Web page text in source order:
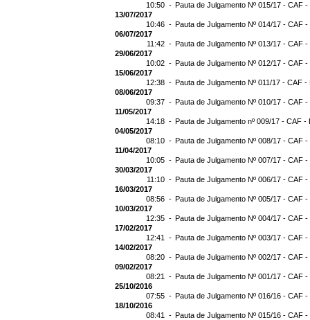
10:50 - Pauta de Julgamento Nº 015/17 - CAF
13/07/2017
10:46 - Pauta de Julgamento Nº 014/17 - CAF
06/07/2017
11:42 - Pauta de Julgamento Nº 013/17 - CAF -
29/06/2017
10:02 - Pauta de Julgamento Nº 012/17 - CAF
15/06/2017
12:38 - Pauta de Julgamento Nº 011/17 - CAF -
08/06/2017
09:37 - Pauta de Julgamento Nº 010/17 - CAF
11/05/2017
14:18 - Pauta de Julgamento nº 009/17 - CAF -
04/05/2017
08:10 - Pauta de Julgamento Nº 008/17 - CAF
11/04/2017
10:05 - Pauta de Julgamento Nº 007/17 - CAF
30/03/2017
11:10 - Pauta de Julgamento Nº 006/17 - CAF
16/03/2017
08:56 - Pauta de Julgamento Nº 005/17 - CAF
10/03/2017
12:35 - Pauta de Julgamento Nº 004/17 - CAF
17/02/2017
12:41 - Pauta de Julgamento Nº 003/17 - CAF
14/02/2017
08:20 - Pauta de Julgamento Nº 002/17 - CAF
09/02/2017
08:21 - Pauta de Julgamento Nº 001/17 - CAF
25/10/2016
07:55 - Pauta de Julgamento Nº 016/16 - CAF
18/10/2016
08:41 - Pauta de Julgamento Nº 015/16 - CAF